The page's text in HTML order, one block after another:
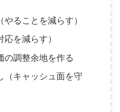
ることを減らす）
を減らす）
の調整余地を作る
（キャッシュ面を守